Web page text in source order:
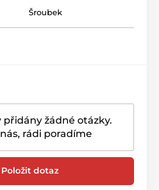
Šroubek
přidány žádné otázky.
rádi poradíme
Položit dotaz